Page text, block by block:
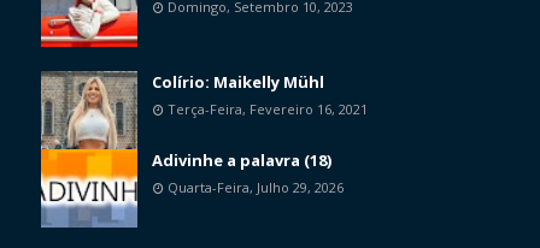
Domingo, Setembro 10, 2023
Colírio: Maikelly Mühl
Terça-Feira, Fevereiro 16, 2021
Adivinhe a palavra (18)
Quarta-Feira, Julho 29, 2026